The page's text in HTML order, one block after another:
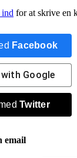
ind for at skrive en
Facebook
Google
Twitter
email